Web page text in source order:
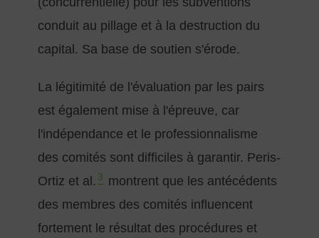
conduit au pillage et à la destruction du
capital. Sa base de soutien s'érode.
La légitimité de l'évaluation par les pairs
est également mise à l'épreuve, car
l'indépendance et le professionnalisme
des comités sont difficiles à garantir. Peris-
Ortiz et al. 3 montrent que les antécédents
des membres des comités influencent
fortement le résultat des procédures et